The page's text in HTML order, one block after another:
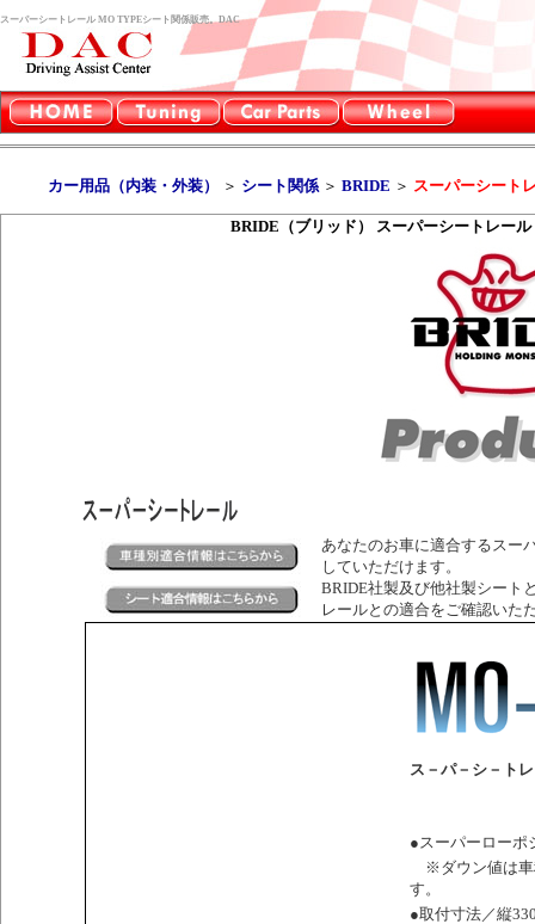
スーパーシートレール MO TYPEシート関係販売。DAC
カー用品（内装・外装） ＞ シート関係 ＞ BRIDE ＞ スーパーシート
BRIDE（ブリッド） スーパーシートレー
あなたのお車に適合するスー
していただけます。
BRIDE社製及び他社製シート
レールとの適合をご確認いた
ス－パ－シ－ト
●スーパーローポ
※ダウン値は車
す。
●取付寸法／縦